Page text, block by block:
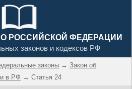
РОССИЙСКОЙ ФЕДЕРАЦИИ
законов и кодексов РФ
законы → Закон об
в РФ → Статья 24